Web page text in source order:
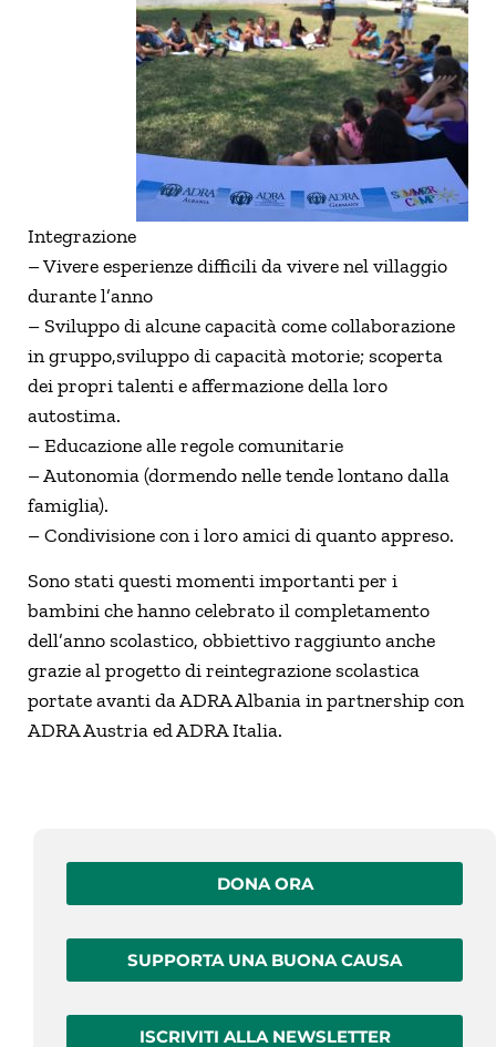
Integrazione
– Vivere esperienze difficili da vivere nel villaggio
durante l’anno
– Sviluppo di alcune capacità come collaborazione
in gruppo,sviluppo di capacità motorie; scoperta
dei propri talenti e affermazione della loro
autostima.
– Educazione alle regole comunitarie
– Autonomia (dormendo nelle tende lontano dalla
famiglia).
– Condivisione con i loro amici di quanto appreso.
Sono stati questi momenti importanti per i
bambini che hanno celebrato il completamento
dell’anno scolastico, obbiettivo raggiunto anche
grazie al progetto di reintegrazione scolastica
portate avanti da ADRA Albania in partnership con
ADRA Austria ed ADRA Italia.
DONA ORA
SUPPORTA UNA BUONA CAUSA
ISCRIVITI ALLA NEWSLETTER